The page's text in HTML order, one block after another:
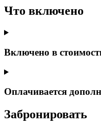
Что включено
Включено в
Оплачивается
Забронировать